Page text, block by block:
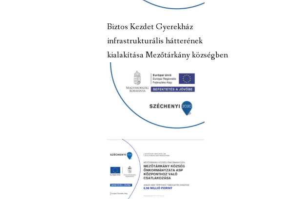
Biztos Kezdet Gyerekház
infrastrukturális hátterének
kialakítása Mezőtárkány községben